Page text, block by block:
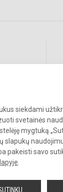
siekdami
svetainės
mygtuką
slapukų
pakeisti savo
teisės saugomos.
griežtai